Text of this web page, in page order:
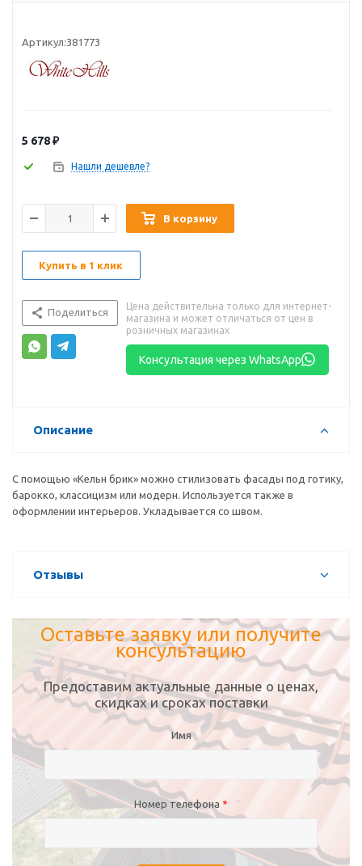
Артикул:381773
5 678₽
Нашли дешевле?
В корзину
Купить в 1 клик
Поделиться
Цена действительна только для интернет-
магазина и может отличаться от цен в
розничных магазинах
Консультация через WhatsApp
Описание
С помощью «Кельн брик» можно стилизовать фасады под готику,
барокко, классицизм или модерн. Используется также в
оформлении интерьеров. Укладывается со швом.
Отзывы
Оставьте заявку или получите
консультацию
Предоставим актуальные данные о ценах,
скидках и сроках поставки
Имя
Номер телефона *